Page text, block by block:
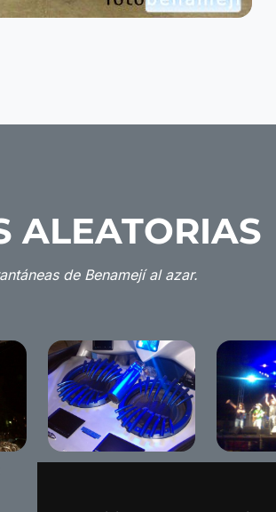
ALEATORIAS
de Benamejí al azar.